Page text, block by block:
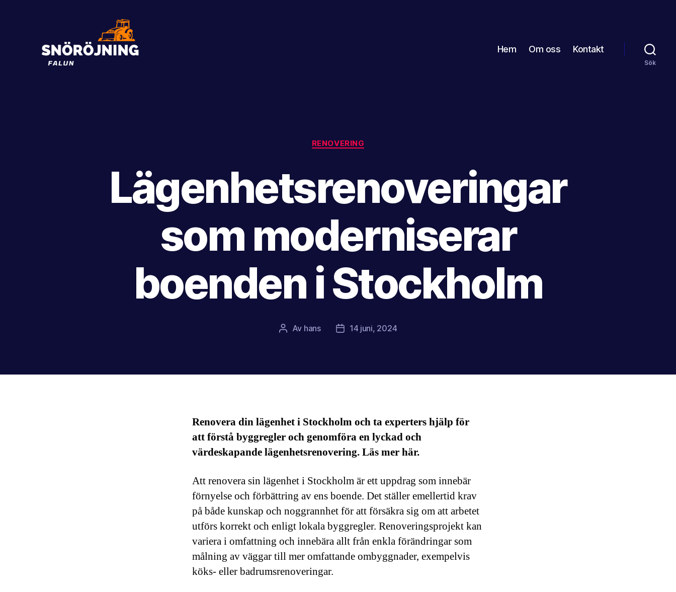
Hem Om oss Kontakt
Sök
Kategorier
RENOVERING
Lägenhetsrenoveringar
som moderniserar
boenden i Stockholm
Inläggsförfattare
Av hans Inläggsdatum
14 juni, 2024
Renovera din lägenhet i Stockholm och ta experters hjälp för
att förstå byggregler och genomföra en lyckad och
värdeskapande lägenhetsrenovering. Läs mer här.
Att renovera sin lägenhet i Stockholm är ett uppdrag som innebär
förnyelse och förbättring av ens boende. Det ställer emellertid krav
på både kunskap och noggrannhet för att försäkra sig om att arbetet
utförs korrekt och enligt lokala byggregler. Renoveringsprojekt kan
variera i omfattning och innebära allt från enkla förändringar som
målning av väggar till mer omfattande ombyggnader, exempelvis
köks- eller badrumsrenoveringar.